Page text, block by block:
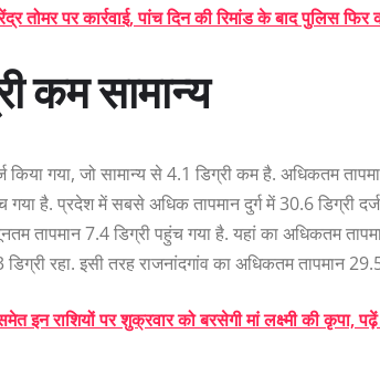
पर कार्रवाई, पांच दिन की रिमांड के बाद पुलिस फिर
कम सामान्य
किया गया, जो सामान्य से 4.1 डिग्री कम है. अधिकतम
है. प्रदेश में सबसे अधिक तापमान दुर्ग में 30.6 डिग्री
तापमान 7.4 डिग्री पहुंच गया है. यहां का अधिकतम
रहा. इसी तरह राजनांदगांव का अधिकतम तापमान
राशियों पर शुक्रवार को बरसेगी मां लक्ष्मी की कृपा,